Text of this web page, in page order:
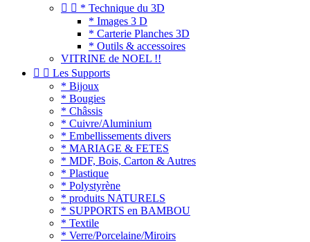
  * Technique du 3D
* Images 3 D
* Carterie Planches 3D
* Outils & accessoires
VITRINE de NOEL !!
  Les Supports
* Bijoux
* Bougies
* Châssis
* Cuivre/Aluminium
* Embellissements divers
* MARIAGE & FETES
* MDF, Bois, Carton & Autres
* Plastique
* Polystyrène
* produits NATURELS
* SUPPORTS en BAMBOU
* Textile
* Verre/Porcelaine/Miroirs